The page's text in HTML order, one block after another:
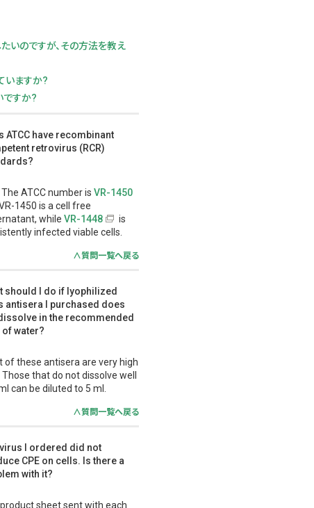
のですが、その方法を教え
いますか?
ですか?
ATCC have recombinant
retrovirus (RCR)
The ATCC number is VR-1450
VR-1450 is a cell free
while VR-1448
is
infected viable cells.
∧質問一覧へ戻る
should I do if lyophilized
antisera I purchased does
in the recommended
of water?
of these antisera are very high
Those that do not dissolve well
can be diluted to 5 ml.
∧質問一覧へ戻る
I ordered did not
CPE on cells. Is there a
with it?
sheet sent with each